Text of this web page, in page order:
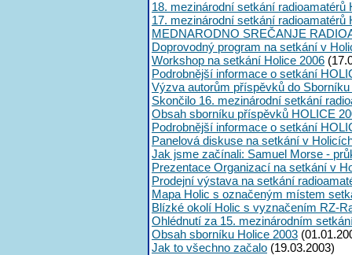
18. mezinárodní setkání radioamatérů
17. mezinárodní setkání radioamatérů
MEDNARODNO SREČANJE
Doprovodný program na setkání v
Workshop na setkání Holice 2006
Podrobnější informace o setkání
Výzva autorům příspěvků do
Skončilo 16. mezinárodní setkání
Obsah sborníku příspěvků HOLICE
Podrobnější informace o setkání
Panelová diskuse na setkání v
Jak jsme začínali: Samuel Morse -
Prezentace Organizací na setkání v
Prodejní výstava na setkání
Mapa Holic s označeným místem
Blízké okolí Holic s vyznačením RZ-
Ohlédnutí za 15. mezinárodním
Obsah sborníku Holice 2003
Jak to všechno začalo (19.03.2003)